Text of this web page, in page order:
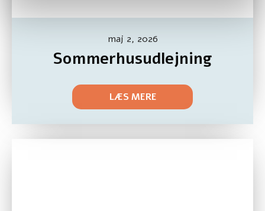
maj 2, 2026
Sommerhusudlejning
LÆS MERE